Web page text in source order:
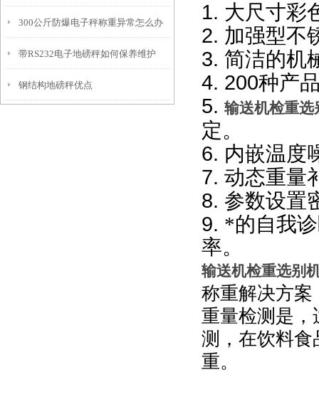
300公斤防爆电子秤称重异常怎么办
带RS232电子地磅秤如何保养维护
钢结构地磅秤优点
1. 大尺寸彩
2. 加强型不
3. 简洁的机
4. 200种产
5. 输送机检重选
定。
6. 内嵌温度
7. 动态重量
8. 参数设置
9. *的自我
率。
输送机检重选别
称重解决方案
重量检测是，
测，在饮料食
重。